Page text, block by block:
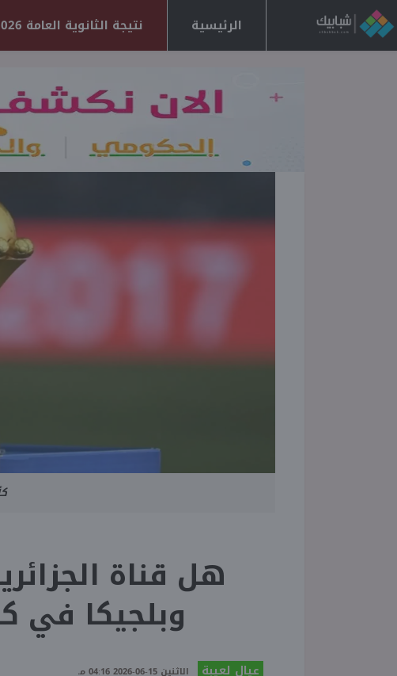
الرئيسية نتيجة الثانوية العامة 2026
هل قناة
وبلجيكا في كأس
عيال لعيبة الاثنين 15-06-2026 04:16 مـ